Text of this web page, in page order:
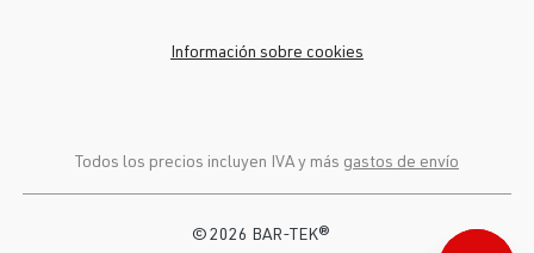
Todos los precios incluyen IVA y más gastos de envío
Información sobre cookies
© 2026 BAR-TEK®